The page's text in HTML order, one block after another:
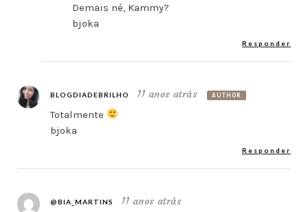
Demais né, Kammy?
bjoka
Responder
BLOGDIADEBRILHO 11 anos atrás AUTHOR
Totalmente
bjoka
Responder
@BIA_MARTINS
11 anos atrás